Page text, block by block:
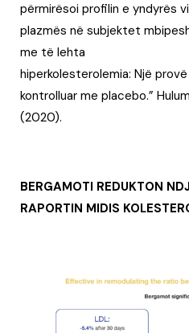
përmirësoi profilin e yndyrës
plazmës në subjektet
me të lehta
hiperkolesterolemia: Një
kontrolluar me placebo.”
(2020).
BERGAMOTI REDUKTON
RAPORTIN MIDIS